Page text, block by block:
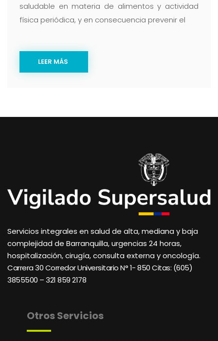
saludable en materia de alimentos y actividad
física periódica, y en consecuencia prevenir el
LEER MÁS
Servicios integrales en salud de alta, mediana y baja
complejidad de Barranquilla, urgencias 24 horas,
hospitalización, cirugía, consulta externa y oncología.
Carrera 30 Corredor Universitario N° 1- 850 Citas: (605)
3855500 – 321 859 2178
Otros Servicios